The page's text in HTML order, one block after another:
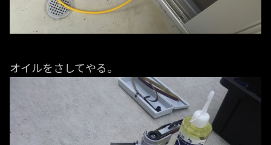
オイルをさしてやる。